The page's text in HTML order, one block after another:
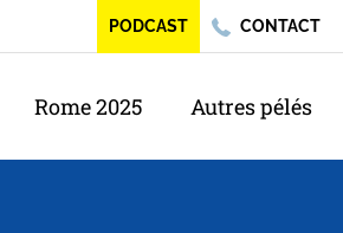
PODCAST CONTACT
Rome 2025 Autres pélés